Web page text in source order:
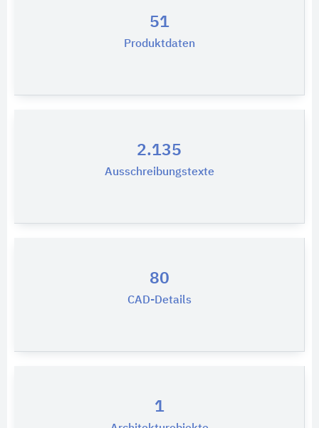
51
Produktdaten
2.135
Ausschreibungstexte
80
CAD-Details
1